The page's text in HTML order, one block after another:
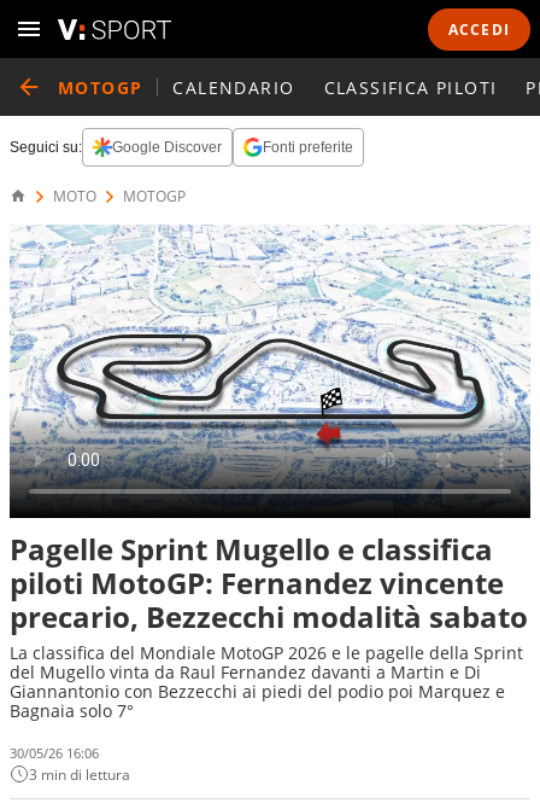
ACCEDI
MOTOGP CALENDARIO CLASSIFICA PILOTI
Seguici su: Google Discover Fonti preferite
MOTO MOTOGP
Pagelle Sprint Mugello e classifica
piloti MotoGP: Fernandez vincente
precario, Bezzecchi modalità sabato
La classifica del Mondiale MotoGP 2026 e le pagelle della Sprint
del Mugello vinta da Raul Fernandez davanti a Martin e Di
Giannantonio con Bezzecchi ai piedi del podio poi Marquez e
Bagnaia solo 7°
30/05/26 16:06
3 min di lettura